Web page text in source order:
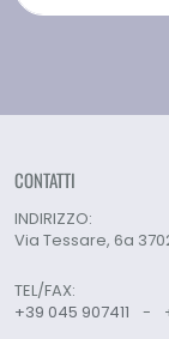
CONTATTI
INDIRIZZO:
Via Tessare, 6a
TEL/FAX:
+39 045 907411
-